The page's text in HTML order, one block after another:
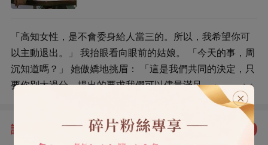
「高知女性，是不會委身給人當三的。所以，我希望你可
以主動退出。」 我抬眼看向眼前的姑娘。 「今天的事，周
沉知道嗎？」 她傲嬌地挑眉： 「這是我們共同的決定，只
要你別太過分，提出的要求我們可以儘量滿足。」
「好。」 我緩緩牽起唇角。 成年人不做選擇，你們所擁有
的一切。 我全都要。
評分：